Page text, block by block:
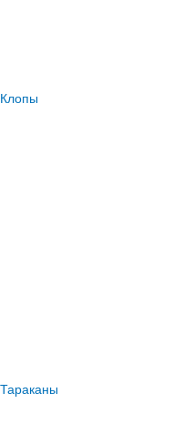
Клопы
Тараканы